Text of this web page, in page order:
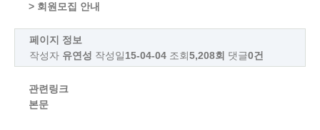
> 회원모집 안내
페이지 정보
작성자 유연성 작성일15-04-04 조회5,208회 댓글0건
관련링크
본문